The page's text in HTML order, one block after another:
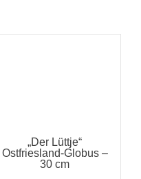
„Der Lüttje“
Ostfriesland-Globus –
30 cm